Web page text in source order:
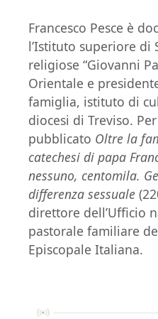
Francesco Pesce è
l’Istituto superiore di
religiose “Giovanni
Orientale e
famiglia, istituto di
diocesi di Treviso.
pubblicato Oltre la
catechesi di papa
nessuno, centomila.
differenza sessuale
direttore dell’Ufficio
pastorale familiare
Episcopale Italiana.